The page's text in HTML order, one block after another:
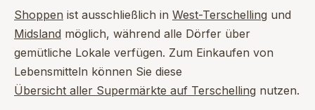
Shoppen ist ausschließlich in West-Terschelling und
Midsland möglich, während alle Dörfer über
gemütliche Lokale verfügen. Zum Einkaufen von
Lebensmitteln können Sie diese
Übersicht aller Supermärkte auf Terschelling nutzen.